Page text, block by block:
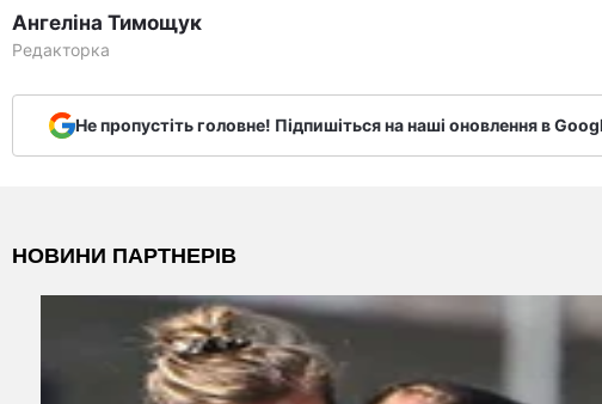
Ангеліна Тимощук
Редакторка
Не пропустіть головне! Підпишіться на наші оновлення в